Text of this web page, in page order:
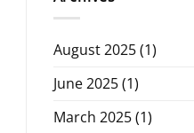
August 2025(1)
June 2025(1)
March 2025(1)